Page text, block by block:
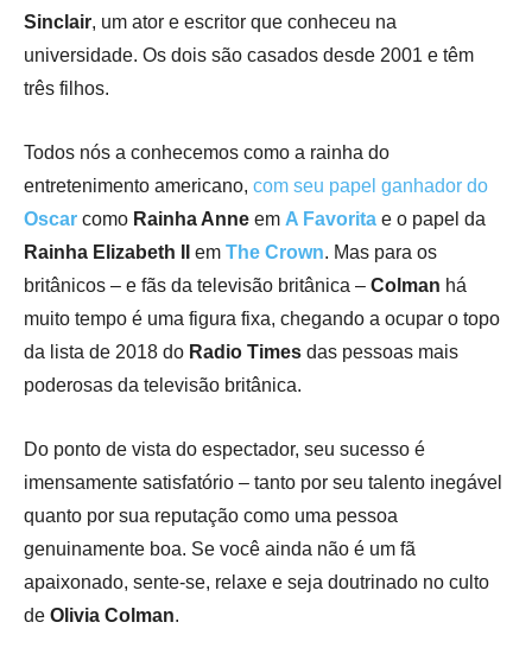
Sinclair, um ator e escritor que conheceu na
universidade. Os dois são casados desde 2001 e têm
três filhos.
Todos nós a conhecemos como a rainha do
entretenimento americano, com seu papel ganhador do
Oscar como Rainha Anne em A Favorita e o papel da
Rainha Elizabeth II
em The Crown. Mas para os
britânicos – e fãs da televisão britânica – Colman há
muito tempo é uma figura fixa, chegando a ocupar o topo
da lista de 2018 do Radio Times das pessoas mais
poderosas da televisão britânica.
Do ponto de vista do espectador, seu sucesso é
imensamente satisfatório – tanto por seu talento inegável
quanto por sua reputação como uma pessoa
genuinamente boa. Se você ainda não é um fã
apaixonado, sente-se, relaxe e seja doutrinado no culto
de Olivia Colman.